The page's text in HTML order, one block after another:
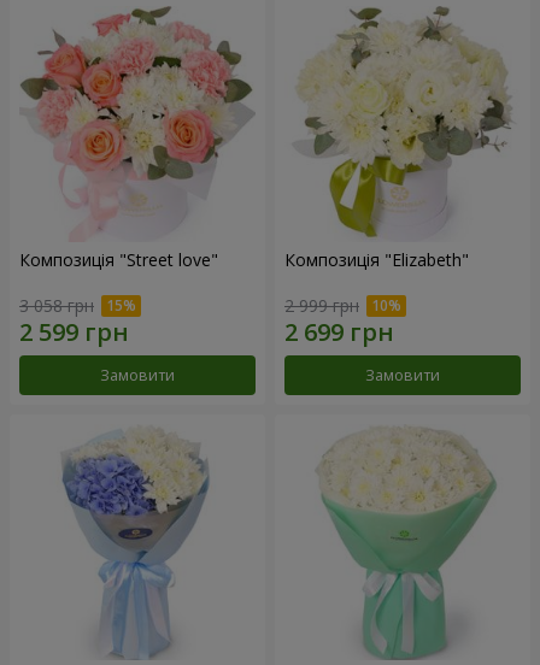
Композиція "Street love"
3 058 грн
Замовити
Композиція "Elizabeth"
2 999 грн
Замовити